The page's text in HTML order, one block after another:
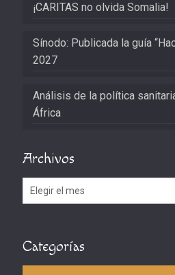
¡CARITAS no olvida Somalia!
Sínodo: Publicada la guía
2027
Análisis de la política
África
Archivos
Archivos
Categorías